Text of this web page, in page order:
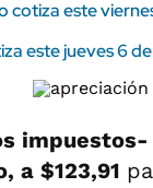
cotiza este
este jueves 6
impuestos-
a $123,91